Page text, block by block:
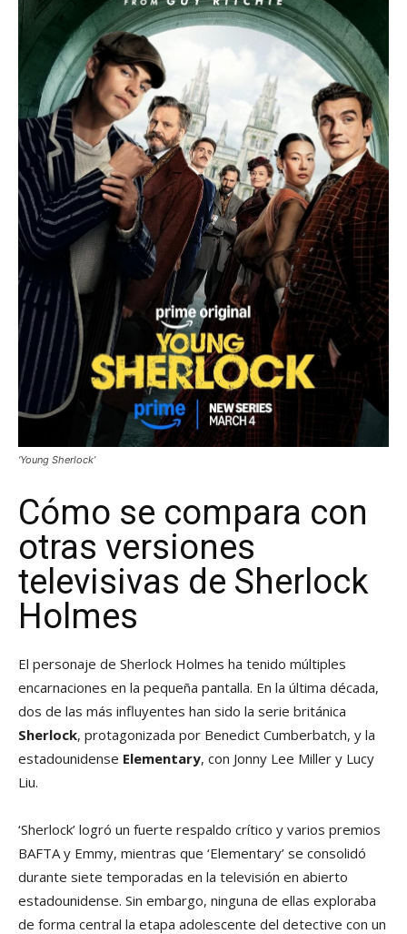
‘Young Sherlock’
Cómo se compara con
otras versiones
televisivas de Sherlock
Holmes
El personaje de Sherlock Holmes ha tenido múltiples
encarnaciones en la pequeña pantalla. En la última década,
dos de las más influyentes han sido la serie británica
Sherlock, protagonizada por Benedict Cumberbatch, y la
estadounidense Elementary, con Jonny Lee Miller y Lucy
Liu.
‘Sherlock’ logró un fuerte respaldo crítico y varios premios
BAFTA y Emmy, mientras que ‘Elementary’ se consolidó
durante siete temporadas en la televisión en abierto
estadounidense. Sin embargo, ninguna de ellas exploraba
de forma central la etapa adolescente del detective con un